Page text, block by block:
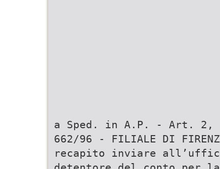
a Sped. in A.P. - Art. 2,
662/96 - FILIALE DI
recapito inviare